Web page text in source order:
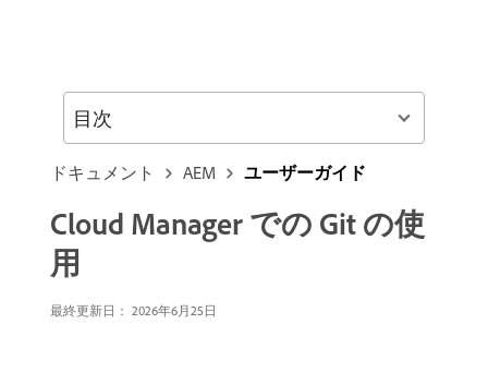
ドキュメント AEM ユーザーガイド
Cloud Manager での Git の使
用
最終更新日： 2026年6月25日
目次